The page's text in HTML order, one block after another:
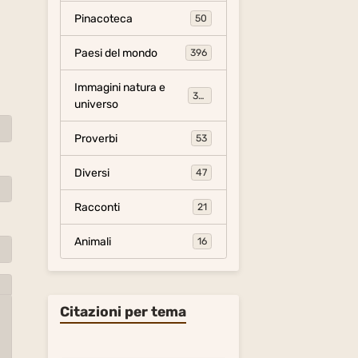
Pinacoteca 50
Paesi del mondo 396
Immagini natura e
universo
306
Proverbi 53
Diversi 47
Racconti 21
Animali 16
Citazioni per tema